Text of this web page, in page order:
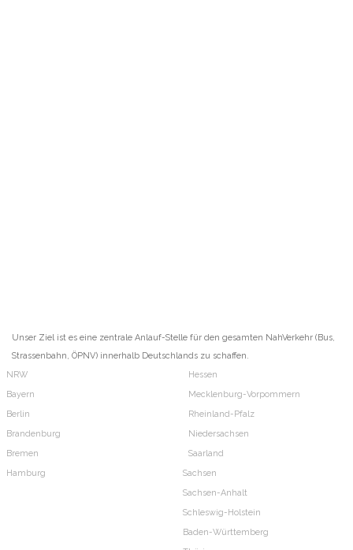
Unser Ziel ist es eine zentrale Anlauf-Stelle für den gesamten NahVerkehr (Bus,
Strassenbahn, ÖPNV) innerhalb Deutschlands zu schaffen.
NRW
Bayern
Berlin
Brandenburg
Bremen
Hamburg
Hessen
Mecklenburg-Vorpommern
Rheinland-Pfalz
Niedersachsen
Saarland
Sachsen
Sachsen-Anhalt
Schleswig-Holstein
Baden-Württemberg